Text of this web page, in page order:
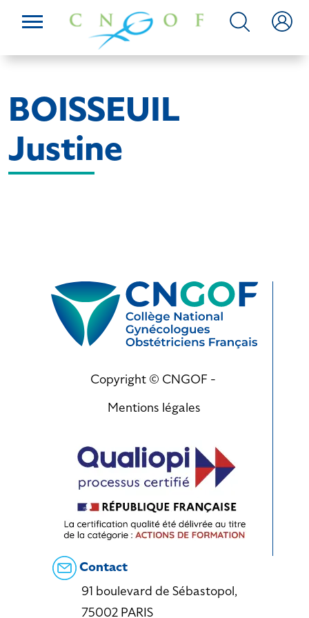
BOISSEUIL
Justine
Copyright © CNGOF -
Mentions légales
Contact
91 boulevard de Sébastopol,
75002 PARIS